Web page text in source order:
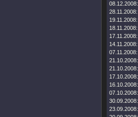
08.12.2008:
28.11.2008:
19.11.2008:
18.11.2008:
17.11.2008:
14.11.2008:
07.11.2008:
21.10.2008:
21.10.2008:
17.10.2008:
16.10.2008:
07.10.2008:
30.09.2008:
23.09.2008: